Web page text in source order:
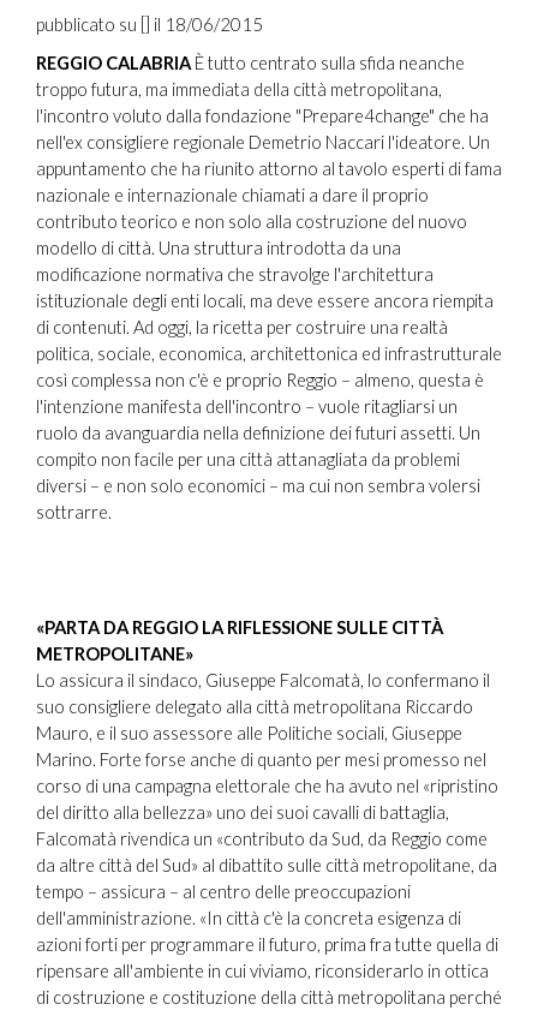
pubblicato su [] il 18/06/2015
REGGIO CALABRIA È tutto centrato sulla sfida neanche
troppo futura, ma immediata della città metropolitana,
l'incontro voluto dalla fondazione "Prepare4change" che ha
nell'ex consigliere regionale Demetrio Naccari l'ideatore. Un
appuntamento che ha riunito attorno al tavolo esperti di fama
nazionale e internazionale chiamati a dare il proprio
contributo teorico e non solo alla costruzione del nuovo
modello di città. Una struttura introdotta da una
modificazione normativa che stravolge l'architettura
istituzionale degli enti locali, ma deve essere ancora riempita
di contenuti. Ad oggi, la ricetta per costruire una realtà
politica, sociale, economica, architettonica ed infrastrutturale
così complessa non c'è e proprio Reggio – almeno, questa è
l'intenzione manifesta dell'incontro – vuole ritagliarsi un
ruolo da avanguardia nella definizione dei futuri assetti. Un
compito non facile per una città attanagliata da problemi
diversi – e non solo economici – ma cui non sembra volersi
sottrarre.
«PARTA DA REGGIO LA RIFLESSIONE SULLE CITTÀ
METROPOLITANE»
Lo assicura il sindaco, Giuseppe Falcomatà, lo confermano il
suo consigliere delegato alla città metropolitana Riccardo
Mauro, e il suo assessore alle Politiche sociali, Giuseppe
Marino. Forte forse anche di quanto per mesi promesso nel
corso di una campagna elettorale che ha avuto nel «ripristino
del diritto alla bellezza» uno dei suoi cavalli di battaglia,
Falcomatà rivendica un «contributo da Sud, da Reggio come
da altre città del Sud» al dibattito sulle città metropolitane, da
tempo – assicura – al centro delle preoccupazioni
dell'amministrazione. «In città c'è la concreta esigenza di
azioni forti per programmare il futuro, prima fra tutte quella di
ripensare all'ambiente in cui viviamo, riconsiderarlo in ottica
di costruzione e costituzione della città metropolitana perché